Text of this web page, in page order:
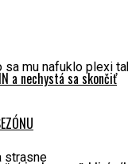
a nechystá sa skončiť
sa mu nafuklo plexi
strasne